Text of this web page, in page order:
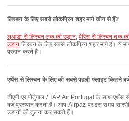
लिस्बन के लिए सबसे लोकप्रिय शहर मार्ग कौन से हैं?
लुआंडा से लिस्बन तक की उड़ान, पेरिस से लिस्बन तक
उड़ान लिस्बन के लिए सबसे लोकप्रिय शहर मार्ग हैं। ये
प्रदान करते हैं।
एथेंस से लिस्बन के लिए की सबसे पहली फ्लाइट कितने बजे
टीएपी एर पोर्तुगाल / TAP Air Portugal के साथ एथेंस से लिस्बन की सबसे पहली उड़ान 04:40
बजे प्रस्थान करती है। आप Airpaz पर इस समय-
उड़ानों की तुलना कर सकते हैं।